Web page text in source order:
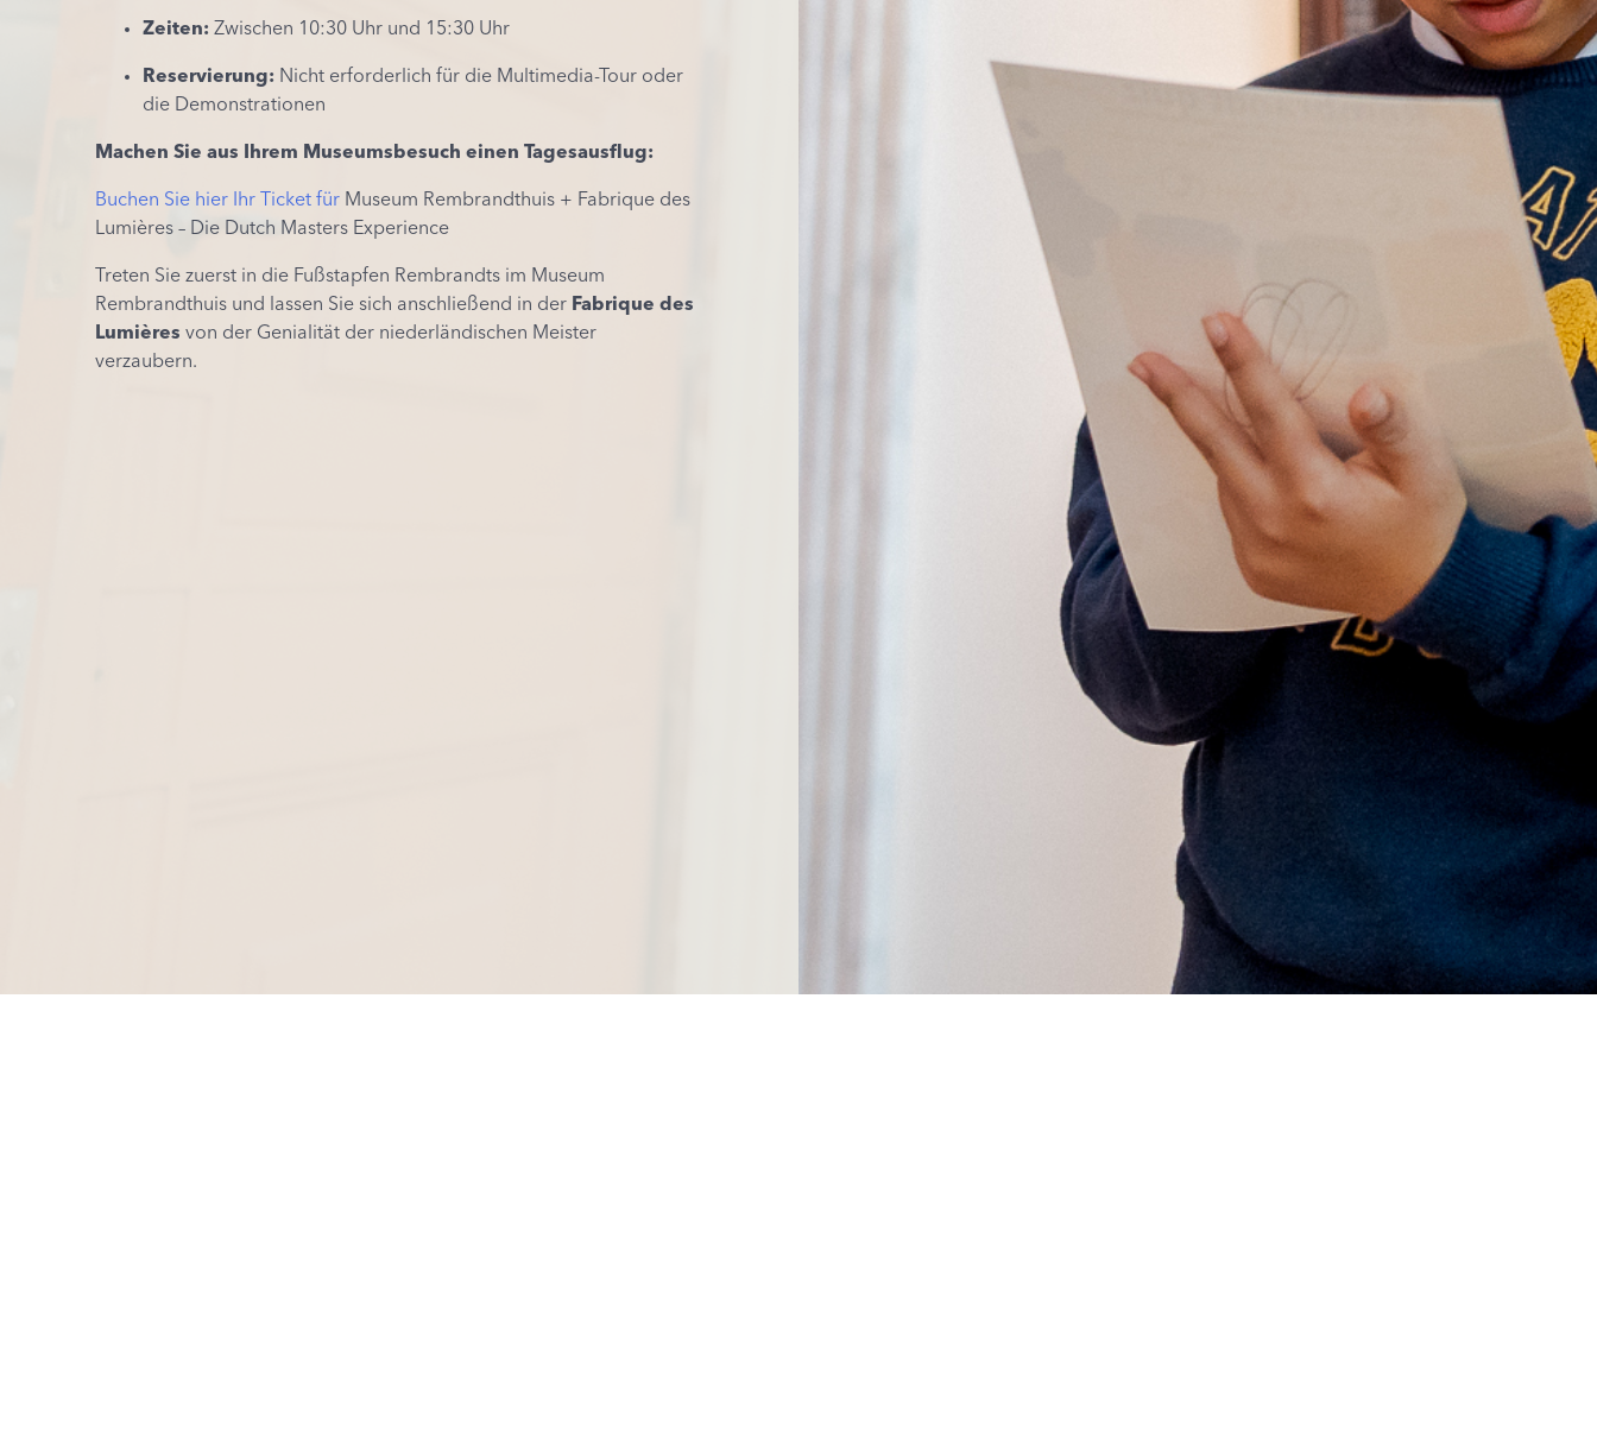
Zeiten: Zwischen 10:30 Uhr und 15:30 Uhr
Reservierung: Nicht erforderlich für die Multimedia-Tour oder
die Demonstrationen
Machen Sie aus Ihrem Museumsbesuch einen Tagesausflug:
Buchen Sie hier Ihr Ticket für Museum Rembrandthuis + Fabrique des
Lumières – Die Dutch Masters Experience
Treten Sie zuerst in die Fußstapfen Rembrandts im Museum
Rembrandthuis und lassen Sie sich anschließend in der Fabrique des
Lumières von der Genialität der niederländischen Meister
verzaubern.